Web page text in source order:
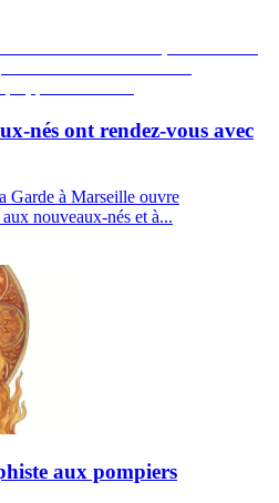
nés ont rendez-vous avec
Garde à Marseille ouvre
nouveaux-nés et à...
aux pompiers